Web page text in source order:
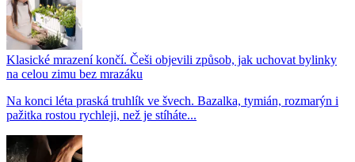
Klasické mrazení končí. Češi objevili způsob, jak uchovat bylinky
na celou zimu bez mrazáku
Na konci léta praská truhlík ve švech. Bazalka, tymián, rozmarýn i
pažitka rostou rychleji, než je stíháte...